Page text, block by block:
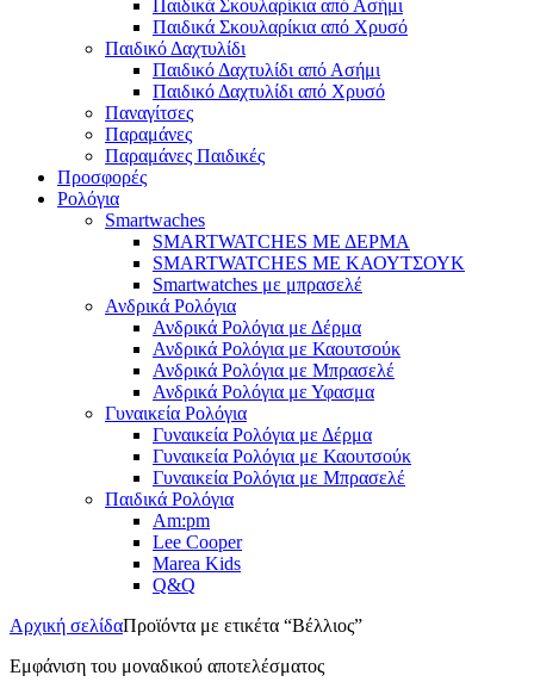
Παιδικά Σκουλαρίκια από Ασήμι
Παιδικά Σκουλαρίκια από Χρυσό
Παιδικό Δαχτυλίδι
Παιδικό Δαχτυλίδι από Ασήμι
Παιδικό Δαχτυλίδι από Χρυσό
Παναγίτσες
Παραμάνες
Παραμάνες Παιδικές
Προσφορές
Ρολόγια
Smartwaches
SMARTWATCHES ΜΕ ΔΕΡΜΑ
SMARTWATCHES ΜΕ ΚΑΟΥΤΣΟΥΚ
Smartwatches με μπρασελέ
Ανδρικά Ρολόγια
Ανδρικά Ρολόγια με Δέρμα
Ανδρικά Ρολόγια με Καουτσούκ
Ανδρικά Ρολόγια με Μπρασελέ
Ανδρικά Ρολόγια με Υφασμα
Γυναικεία Ρολόγια
Γυναικεία Ρολόγια με Δέρμα
Γυναικεία Ρολόγια με Καουτσούκ
Γυναικεία Ρολόγια με Μπρασελέ
Παιδικά Ρολόγια
Am:pm
Lee Cooper
Marea Kids
Q&Q
Αρχική σελίδαΠροϊόντα με ετικέτα “Βέλλιος”
Εμφάνιση του μοναδικού αποτελέσματος